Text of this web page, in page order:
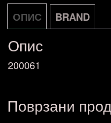
количина
ОПИС BRAND
Опис
200061
Поврзани